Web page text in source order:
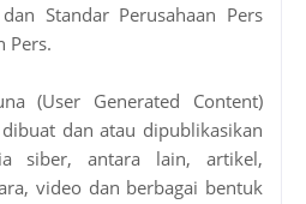
Standar Perusahaan Pers
Pers.
(User Generated Content)
dan atau dipublikasikan
siber, antara lain, artikel,
video dan berbagai bentuk